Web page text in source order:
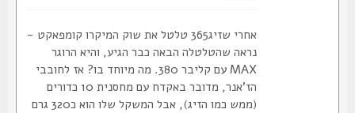
אחרי שזיג365 טלטל את שוק המיקרו קומפאקט -
נראה שהטלטלה הבאה כבר הגיע, והיא הרוגר
MAX עם קליבר 380. מה מיוחד בו? אז לחובבי
הז'אנר, מדובר באקדח עם מחסנית 10 כדורים
(ממש כמו הזיג), אבל המשקל שלו הוא כ320 גרם